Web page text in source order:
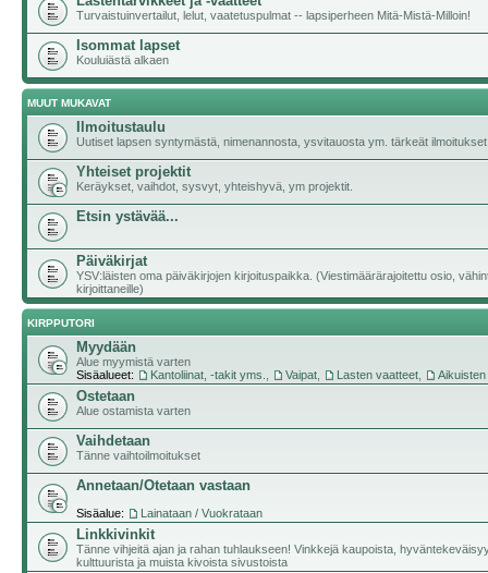
Turvaistuinvertailut, lelut, vaatetuspulmat -- lapsiperheen Mitä-Mistä-Milloin!
Isommat lapset
Kouluiästä alkaen
MUUT MUKAVAT
Ilmoitustaulu
Uutiset lapsen syntymästä, nimenannosta, ysvitauosta ym. tärkeät ilmoitukset
Yhteiset projektit
Keräykset, vaihdot, sysvyt, yhteishyvä, ym projektit.
Etsin ystävää...
Päiväkirjat
YSV:läisten oma päiväkirjojen kirjoituspaikka. (Viestimäärärajoitettu osio,
kirjoittaneille)
KIRPPUTORI
Myydään
Alue myymistä varten
Sisäalueet:
Kantoliinat, -takit yms. Vaipat Lasten vaatteet
Ostetaan
Alue ostamista varten
Vaihdetaan
Tänne vaihtoilmoitukset
Annetaan/Otetaan vastaan
Sisäalue: Lainataan / Vuokrataan
Linkkivinkit
Tänne vihjeitä ajan ja rahan tuhlaukseen! Vinkkejä kaupoista,
kulttuurista ja muista kivoista sivustoista